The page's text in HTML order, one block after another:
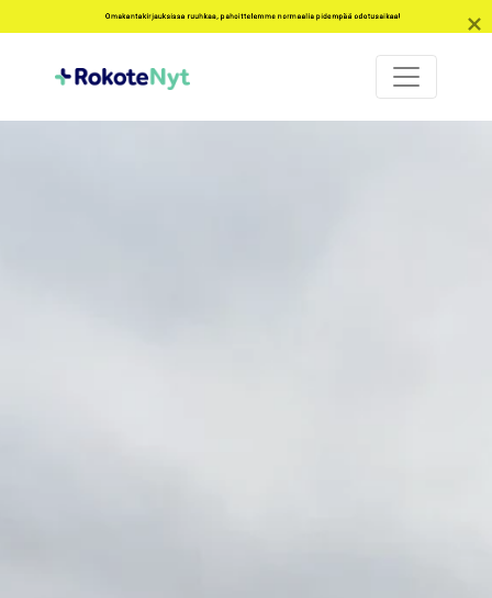
Omakantakirjauksissa ruuhkaa, pahoittelemme normaalia pidempää odotusaikaa!